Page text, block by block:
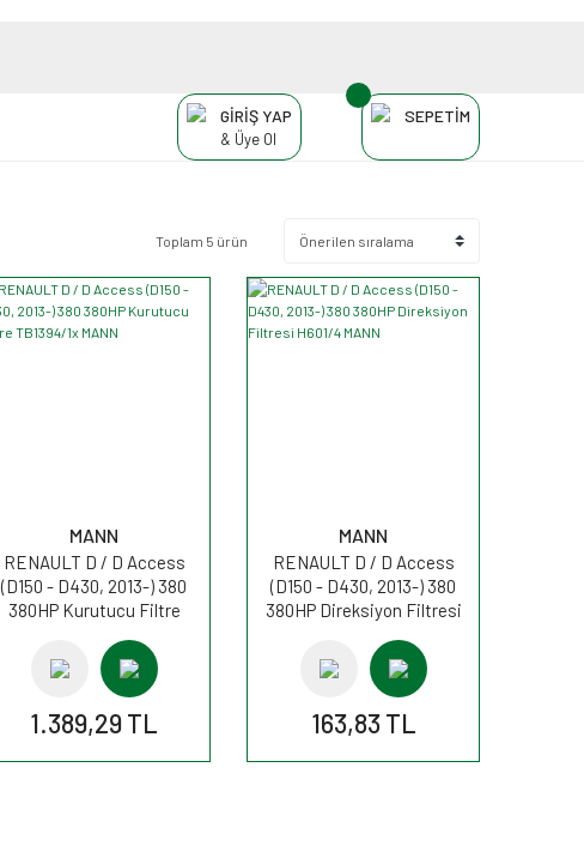
GİRİŞ YAP
& Üye Ol
SEPETİM
Toplam 5 ürün
MANN
RENAULT D / D Access
(D150 - D430, 2013-) 380
380HP Kurutucu Filtre
1.389,29 TL
MANN
RENAULT D / D Access
(D150 - D430, 2013-) 380
380HP Direksiyon Filtresi
163,83 TL